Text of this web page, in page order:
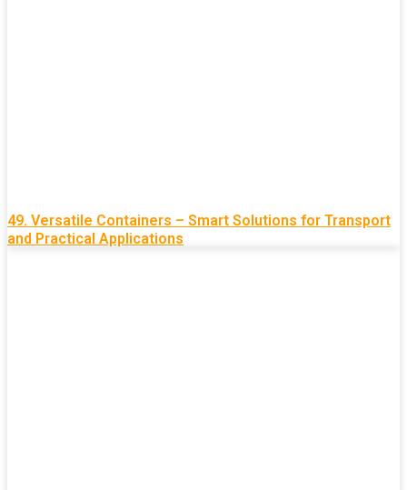
49. Versatile Containers – Smart Solutions for Transport
and Practical Applications